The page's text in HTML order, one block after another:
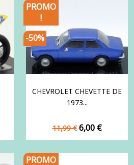
CHEVROLET CHEVETTE DE
1973...
Prix
de
11,99 € Prix
6,00 €
PROMO
!
-50%
PROMO